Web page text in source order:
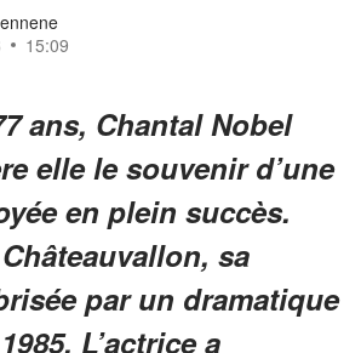
15:09
ans, Chantal Nobel
elle le souvenir d’une
en plein succès.
sa
par un dramatique
L’actrice a